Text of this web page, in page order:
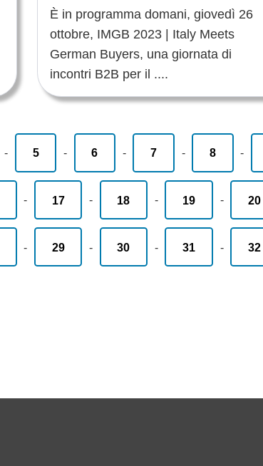
È in programma domani, giovedì 26
ottobre, IMGB 2023 | Italy Meets
German Buyers, una giornata di
incontri B2B per il ....
- 5 - 6 - 7 - 8 -
- 17 - 18 - 19 - 20
- 29 - 30 - 31 - 32